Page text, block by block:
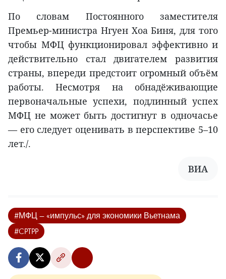
По словам Постоянного заместителя
Премьер-министра Нгуен Хоа Биня, для того
чтобы МФЦ функционировал эффективно и
действительно стал двигателем развития
страны, впереди предстоит огромный объём
работы. Несмотря на обнадёживающие
первоначальные успехи, подлинный успех
МФЦ не может быть достигнут в одночасье
— его следует оценивать в перспективе 5–10
лет./.
ВИA
#МФЦ — «импульс» для экономики Вьетнама
#CPTPP